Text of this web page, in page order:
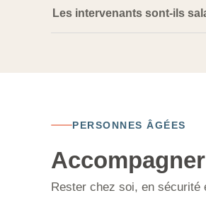
Les intervenants sont-ils
PERSONNES ÂGÉES
Rester chez soi, en sécurité